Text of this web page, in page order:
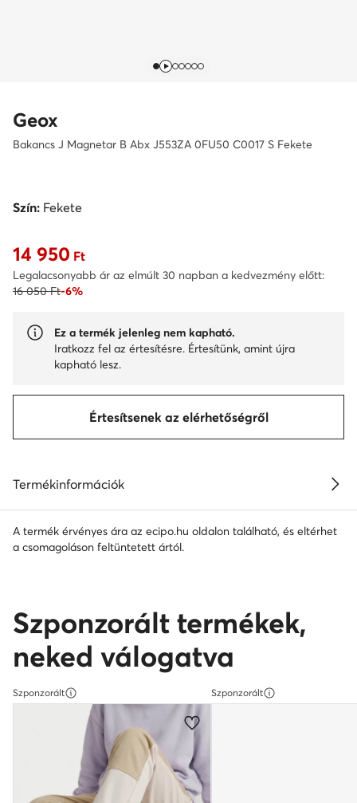
Geox
Bakancs J Magnetar B Abx J553ZA 0FU50 C0017 S Fekete
Szín: Fekete
Aktuális ár 14 950 Ft
14 950 Ft
Legalacsonyabb ár az elmúlt 30 napban a kedvezmény előtt:
16 050 Ft-6%
Ez a termék jelenleg nem kapható.
Iratkozz fel az értesítésre. Értesítünk, amint újra
kapható lesz.
Értesítsenek az elérhetőségről
Termékinformációk
A termék érvényes ára az ecipo.hu oldalon található, és eltérhet
a csomagoláson feltüntetett ártól.
Szponzorált termékek,
neked válogatva
Szponzorált Szponzorált